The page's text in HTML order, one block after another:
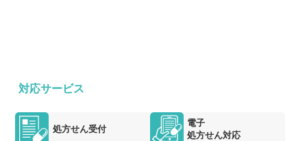
対応サービス
処方せん受付
電子
処方せん対応